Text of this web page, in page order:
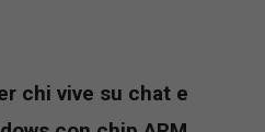
chi vive su chat e